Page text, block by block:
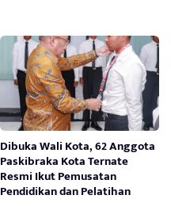
Dibuka Wali Kota, 62 Anggota
Paskibraka Kota Ternate
Resmi Ikut Pemusatan
Pendidikan dan Pelatihan